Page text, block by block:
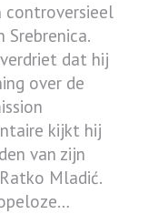
controversieel
Srebrenica.
dat hij
over de
kijkt hij
van zijn
Mladić.